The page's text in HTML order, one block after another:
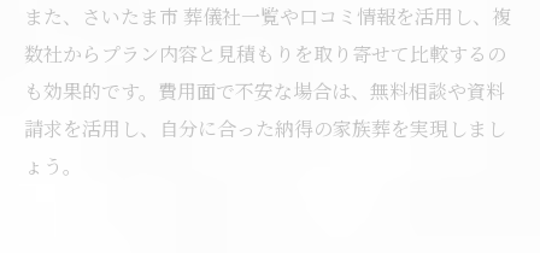
また、さいたま市 葬儀社一覧や口コミ情報を活用し、複
数社からプラン内容と見積もりを取り寄せて比較するの
も効果的です。費用面で不安な場合は、無料相談や資料
請求を活用し、自分に合った納得の家族葬を実現しまし
ょう。